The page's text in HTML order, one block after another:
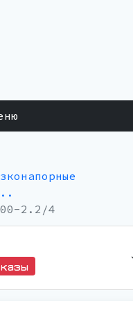
2.2/4